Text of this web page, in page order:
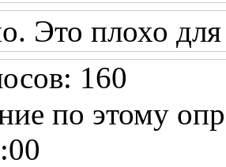
Это плохо
: 160
по этому